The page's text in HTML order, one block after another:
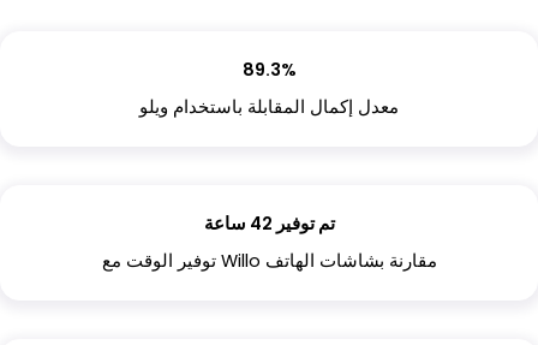
89.3%
معدل إكمال المقابلة باستخدام ويلو
تم توفير 42 ساعة
توفير الوقت مع Willo مقارنة بشاشات الهاتف